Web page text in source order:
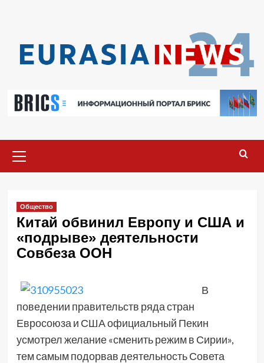
меню
Общество
Китай обвинил Европу и США и
«подрыве» деятельности
Совбеза ООН
В
поведении правительств ряда стран
Евросоюза и США официальный Пекин
усмотрел желание «сменить режим в Сирии»,
тем самым подорвав деятельность Совета